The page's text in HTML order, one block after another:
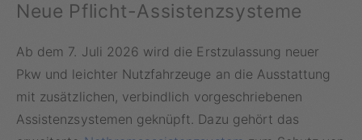
Neue Pflicht-Assistenzsysteme
Ab dem 7. Juli 2026 wird die Erstzulassung neuer
Pkw und leichter Nutzfahrzeuge an die Ausstattung
mit zusätzlichen, verbindlich vorgeschriebenen
Assistenzsystemen geknüpft. Dazu gehört das